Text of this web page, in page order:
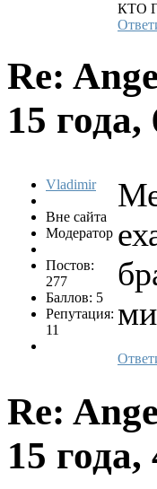
КТО
Re:
15 года,
Vladimir
Вне сайта
Модератор
Постов:
277
Баллов: 5
Репутация:
11
Re:
15 года,